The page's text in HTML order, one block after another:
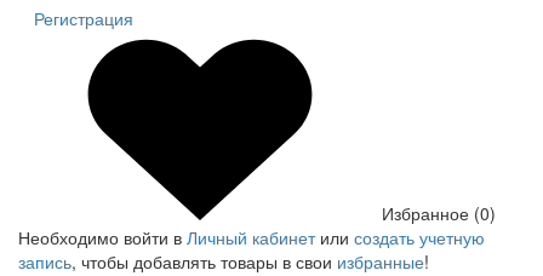
Регистрация
Избранное (0)
Необходимо войти в Личный кабинетили создать учетную
запись, чтобы добавлять товары в свои избранные!